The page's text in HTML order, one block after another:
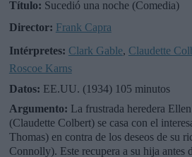
Título: Sucedió una noche (Comedia)
Director: Frank Capra
Intérpretes: Clark Gable, Claudette
Roscoe Karns
Datos: EE.UU. (1934) 105 minutos
Argumento: La frustrada heredera
(Claudette Colbert) se casa con el
Thomas) en contra de los deseos de su
Connolly). Este recupera a su hija antes